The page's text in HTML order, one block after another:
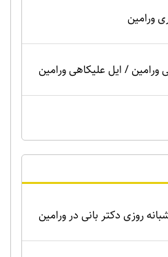
ورامین
ورامین / ایل علیکاهی ورامین
روزی دکتر بانی در ورامین